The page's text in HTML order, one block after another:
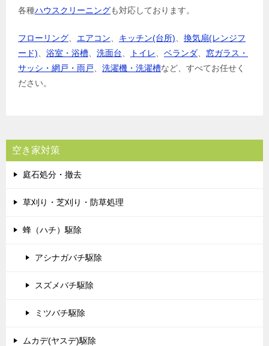
各種ハウスクリーニングも対応しております。
フローリング エアコン キッチン(台所)
換気扇(レンジフ
ード)
浴室・浴槽 洗面台 トイレ ベランダ
窓ガラス・
サッシ・網戸・雨戸
洗濯機・洗濯槽など、すべてお任せく
ださい。
空き家対策
庭石処分・撤去
草刈り・芝刈り・防草処理
蜂（ハチ）駆除
アシナガバチ駆除
スズメバチ駆除
ミツバチ駆除
ムカデ(ヤスデ)駆除